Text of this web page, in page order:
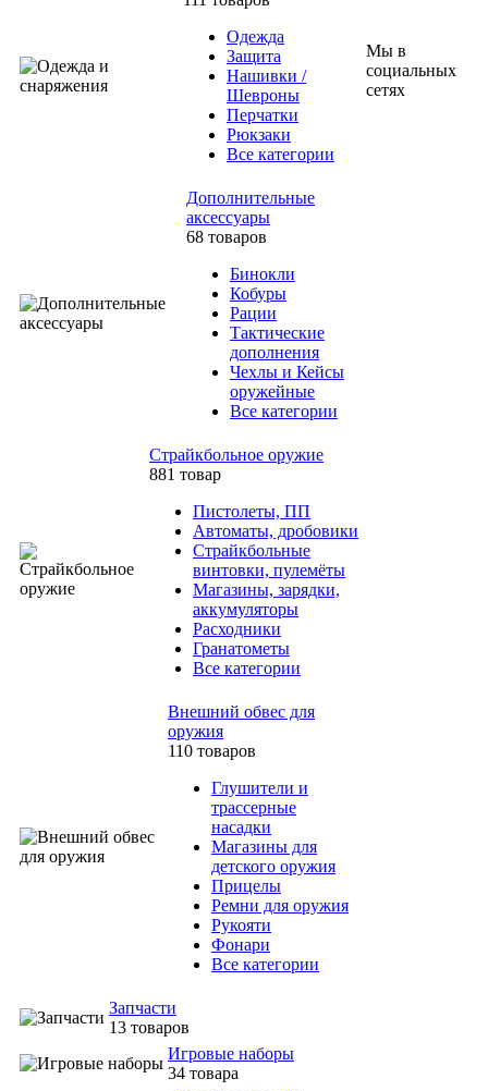
Одежда
Защита
Нашивки /
Шевроны
Перчатки
Рюкзаки
Все категории
Дополнительные
аксессуары
68 товаров
Бинокли
Кобуры
Рации
Тактические
дополнения
Чехлы и Кейсы
оружейные
Все категории
Страйкбольное оружие
881 товар
Пистолеты, ПП
Автоматы, дробовики
Страйкбольные
винтовки, пулемёты
Магазины, зарядки,
аккумуляторы
Расходники
Гранатометы
Все категории
Внешний обвес для
оружия
110 товаров
Глушители и
трассерные
насадки
Магазины для
детского оружия
Прицелы
Ремни для оружия
Рукояти
Фонари
Все категории
Запчасти
13 товаров
Игровые наборы
34 товара
Мы в
социальных
сетях